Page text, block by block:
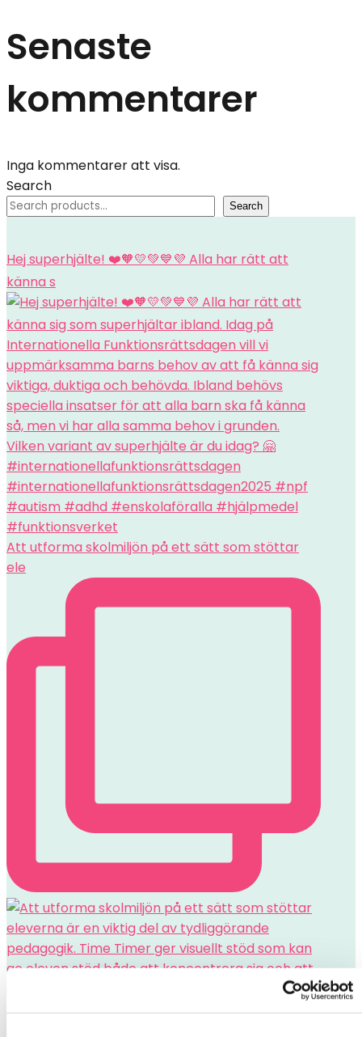
Senaste
kommentarer
Inga kommentarer att visa.
Search
Search
Hej superhjälte! ❤️🧡💛💚💙💜 Alla har rätt att
känna s
Att utforma skolmiljön på ett sätt som stöttar
ele